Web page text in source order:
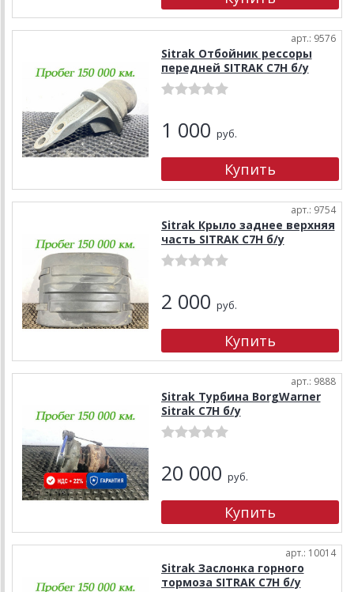
арт.: 9576
Sitrak Отбойник рессоры
передней SITRAK C7H б/у
1 000 руб.
арт.: 9754
Sitrak Крыло заднее верхняя
часть SITRAK C7H б/у
2 000 руб.
арт.: 9888
Sitrak Турбина BorgWarner
Sitrak C7H б/у
20 000 руб.
арт.: 10014
Sitrak Заслонка горного
тормоза SITRAK C7H б/у